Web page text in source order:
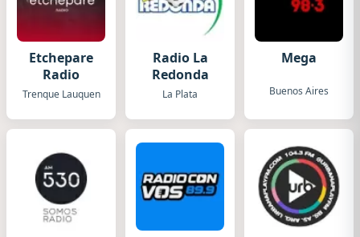
Etchepare
Radio
Trenque Lauquen
Radio La
Redonda
La Plata
Mega
Buenos Aires